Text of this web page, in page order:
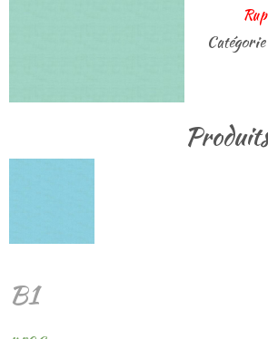
B1